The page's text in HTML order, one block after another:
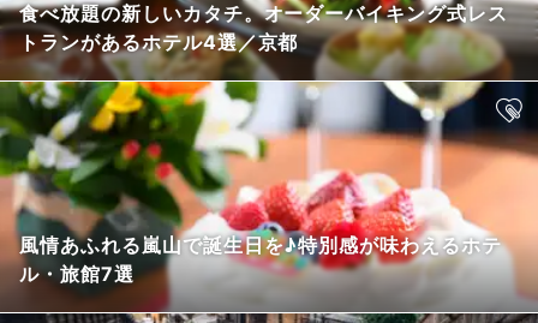
食べ放題の新しいカタチ。オーダーバイキング式レス
トランがあるホテル4選／京都
風情あふれる嵐山で誕生日を♪特別感が味わえるホテ
ル・旅館7選